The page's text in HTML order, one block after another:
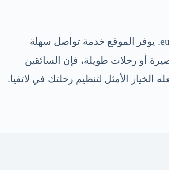
إذا كنت بحاجة إلى مزيد من المساعدة في رحلتك، يمكنك العثور على “رقم سائق عربي في ريغا” عبر موقع europe-driver.com. يوفر الموقع خدمة تواصل سهلة
أو رحلات طويلة، فإن السائقين
الأمثل لتنظيم رحلتك في لاتفيا.